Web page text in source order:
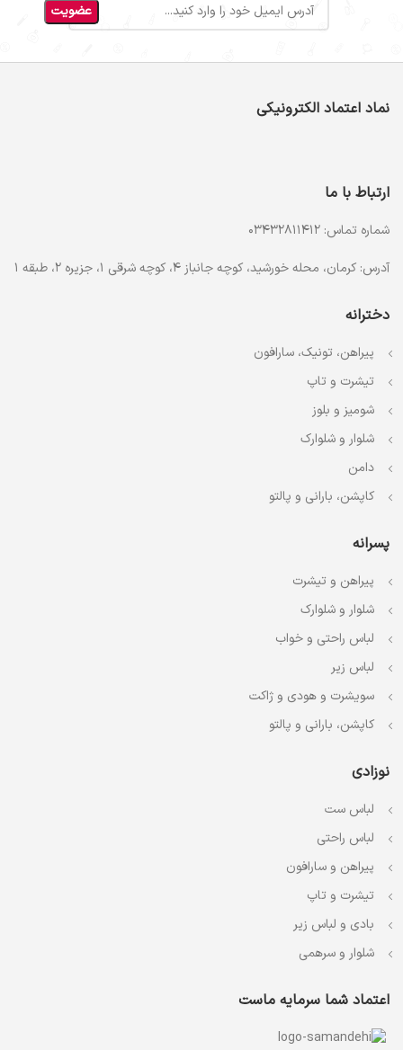
نماد اعتماد الکترونیکی
ارتباط با ما
شماره تماس: 03432811412
آدرس: کرمان، محله خورشید، کوچه جانباز 4، کوچه شرقی 1، جزیره 2، طبقه 1
دخترانه
پیراهن، تونیک، سارافون
تیشرت و تاپ
شومیز و بلوز
شلوار و شلوارک
دامن
کاپشن، بارانی و پالتو
پسرانه
پیراهن و تیشرت
شلوار و شلوارک
لباس راحتی و خواب
لباس زیر
سویشرت و هودی و ژاکت
کاپشن، بارانی و پالتو
نوزادی
لباس ست
لباس راحتی
پیراهن و سارافون
تیشرت و تاپ
بادی و لباس زیر
شلوار و سرهمی
اعتماد شما سرمایه ماست